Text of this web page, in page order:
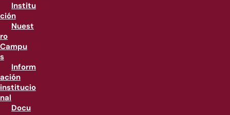
Institu
ción
Nuest
ro
Campu
s
Inform
ación
institucio
nal
Docu